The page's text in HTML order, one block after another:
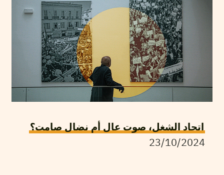
اتحاد الشغل، صوت عال أم نضال صامت؟
23/10/2024